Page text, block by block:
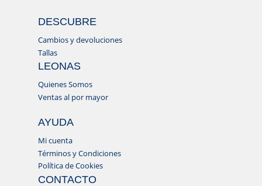
DESCUBRE
Cambios y devoluciones
Tallas
LEONAS
Quienes Somos
Ventas al por mayor
AYUDA
Mi cuenta
Términos y Condiciones
Política de Cookies
CONTACTO